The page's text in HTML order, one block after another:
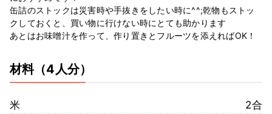
缶詰のストックは災害時や手抜きをしたい時に^^;乾物もストッ
クしておくと、買い物に行けない時にとても助かります
あとはお味噌汁を作って、作り置きとフルーツを添えればOK！
材料（4人分）
米
2合